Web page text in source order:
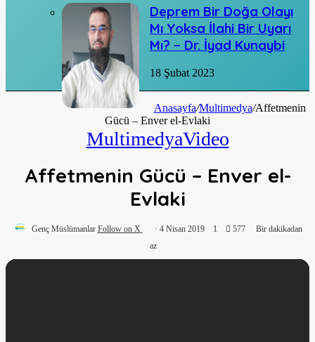
Deprem Bir Doğa Olayı
Mı Yoksa İlahi Bir Uyarı
Mı? – Dr. İyad Kunaybi
18 Şubat 2023
Anasayfa/Multimedya/Affetmenin
Gücü – Enver el-Evlaki
MultimedyaVideo
Affetmenin Gücü – Enver el-
Evlaki
Genç Müslümanlar Follow on X 4 Nisan 2019 1 577
Bir dakikadan
az